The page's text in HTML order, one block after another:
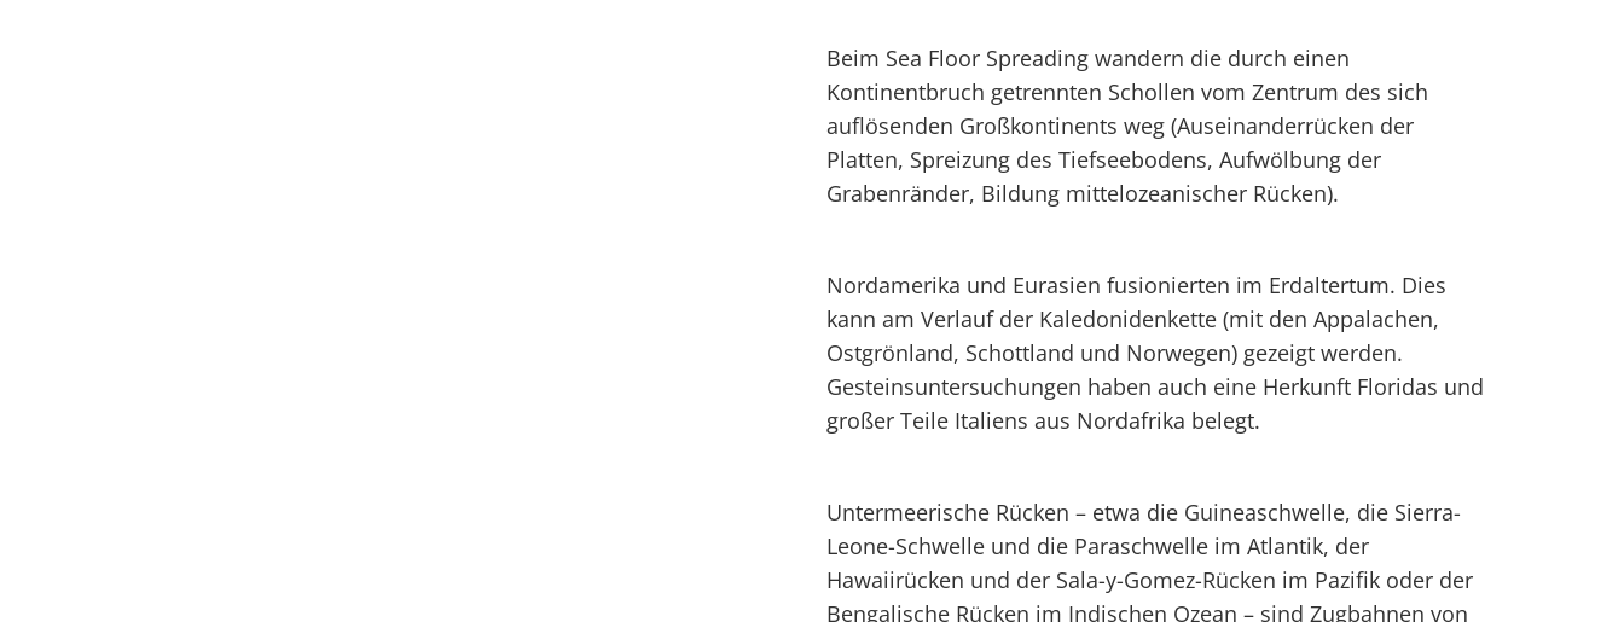
Beim Sea Floor Spreading wandern die durch einen
Kontinentbruch getrennten Schollen vom Zentrum des sich
auflösenden Großkontinents weg (Auseinanderrücken der
Platten, Spreizung des Tiefseebodens, Aufwölbung der
Grabenränder, Bildung mittelozeanischer Rücken).
Nordamerika und Eurasien fusionierten im Erdaltertum. Dies
kann am Verlauf der Kaledonidenkette (mit den Appalachen,
Ostgrönland, Schottland und Norwegen) gezeigt werden.
Gesteinsuntersuchungen haben auch eine Herkunft Floridas und
großer Teile Italiens aus Nordafrika belegt.
Untermeerische Rücken – etwa die Guineaschwelle, die Sierra-
Leone-Schwelle und die Paraschwelle im Atlantik, der
Hawaiirücken und der Sala-y-Gomez-Rücken im Pazifik oder der
Bengalische Rücken im Indischen Ozean – sind Zugbahnen von